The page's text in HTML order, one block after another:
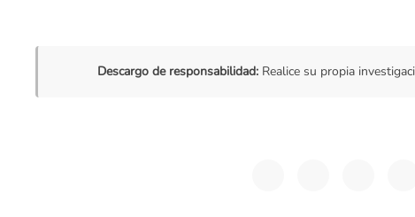
Descargo de responsabilidad:Realice su propia